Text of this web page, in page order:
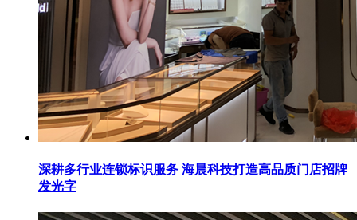
深耕多行业连锁标识服务 海晨科技打造高品质门店招牌
发光字